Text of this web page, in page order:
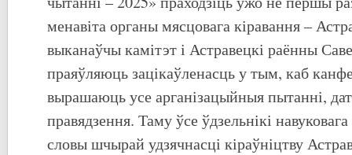
менавіта органы мясцовага кіравання –
выканаўчы камітэт і Астравецкі раённы
праяўляюць зацікаўленасць у тым, каб
вырашаюць усе арганізацыйныя пытанні,
правядзення. Таму ўсе ўдзельнікі
словы шчырай удзячнасці кіраўніцтву